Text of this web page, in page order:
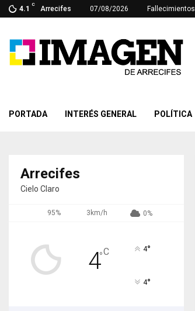
4.1
C
Arrecifes 07/08/2026 Fallecimientos
PORTADA INTERÉS GENERAL POLÍTICA
Arrecifes
Cielo Claro
95% 3km/h 0%
4°C 4°
4°